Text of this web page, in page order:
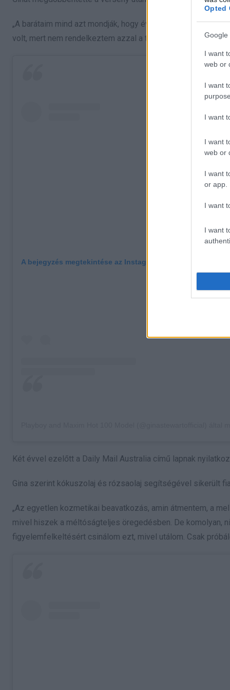
Opted
Google
I want
web or
I want
I want
I want
web or
I want
or app.
I want
I want
„A barátaim mind azt mondják, hogy évek óta nem néztem
volt, mert nem rendelkeztem azzal a tudással, amivel ma” –
A bejegyzés megtekintése az Instagramon
Két évvel ezelőtt a Daily Mail Australia című lapnak
Gina szerint kókuszolaj és rózsaolaj segítségével sikerült
„Az egyetlen kozmetikai beavatkozás, amin átmentem, a
mivel hiszek a méltóságteljes öregedésben. De komolyan,
figyelemfelkeltésért csinálom ezt, mivel utálom. Csak